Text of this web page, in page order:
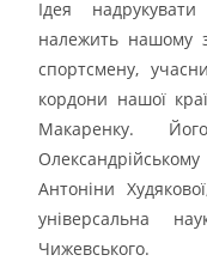
Ідея
належить нашому
спортсмену,
кордони нашої
Макаренку.
Антоніни
універсальна
Чижевського.